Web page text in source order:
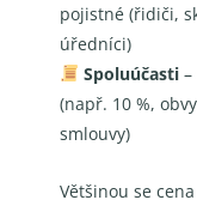
pojistné (řidiči,
úředníci)
Spoluúčasti–
(např. 10 %,
smlouvy)
Většinou se